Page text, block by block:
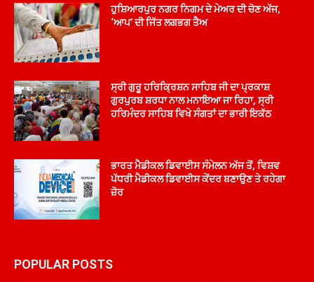
ਹੁਸ਼ਿਆਰਪੁਰ ਨਗਰ ਨਿਗਮ ਦੇ ਮੇਅਰ ਦੀ ਚੋਣ ਅੱਜ,
‘ਆਪ’ ਦੀ ਜਿੱਤ ਲਗਭਗ ਤੈਅ
ਸ੍ਰੀ ਗੁਰੂ ਹਰਿਕ੍ਰਿਸ਼ਨ ਸਾਹਿਬ ਜੀ ਦਾ ਪ੍ਰਕਾਸ਼
ਗੁਰਪੁਰਬ ਸ਼ਰਧਾ ਨਾਲ ਮਨਾਇਆ ਜਾ ਰਿਹਾ, ਸ੍ਰੀ
ਹਰਿਮੰਦਰ ਸਾਹਿਬ ਵਿਖੇ ਸੰਗਤਾਂ ਦਾ ਭਾਰੀ ਇਕੱਠ
ਭਾਰਤ ਮੈਡੀਕਲ ਡਿਵਾਈਸ ਸੰਮੇਲਨ ਅੱਜ ਤੋਂ, ਵਿਸ਼ਵ
ਪੱਧਰੀ ਮੈਡੀਕਲ ਡਿਵਾਈਸ ਕੇਂਦਰ ਬਣਾਉਣ ਤੇ ਰਹੇਗਾ
ਜ਼ੋਰ
POPULAR POSTS